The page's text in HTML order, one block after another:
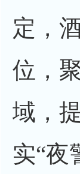
定，
位，
域，
实“夜